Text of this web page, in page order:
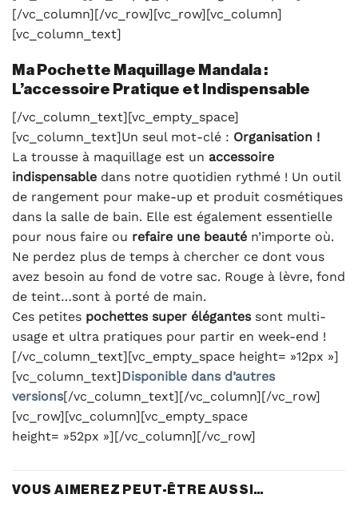
[/vc_column][/vc_row][vc_row][vc_column]
[vc_column_text]
Ma Pochette Maquillage Mandala :
L’accessoire Pratique et Indispensable
[/vc_column_text][vc_empty_space]
[vc_column_text]Un seul mot-clé : Organisation !
La trousse à maquillage est un accessoire
indispensable dans notre quotidien rythmé ! Un outil
de rangement pour make-up et produit cosmétiques
dans la salle de bain. Elle est également essentielle
pour nous faire ou refaire une beauté n’importe où.
Ne perdez plus de temps à chercher ce dont vous
avez besoin au fond de votre sac. Rouge à lèvre, fond
de teint…sont à porté de main.
Ces petites pochettes super élégantes sont multi-
usage et ultra pratiques pour partir en week-end !
[/vc_column_text][vc_empty_space height= »12px »]
[vc_column_text]Disponible dans d’autres
versions[/vc_column_text][/vc_column][/vc_row]
[vc_row][vc_column][vc_empty_space
height= »52px »][/vc_column][/vc_row]
VOUS AIMEREZ PEUT-ÊTRE AUSSI…